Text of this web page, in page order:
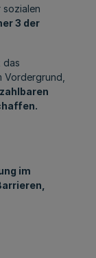
3 der
das
Vordergrund,
im